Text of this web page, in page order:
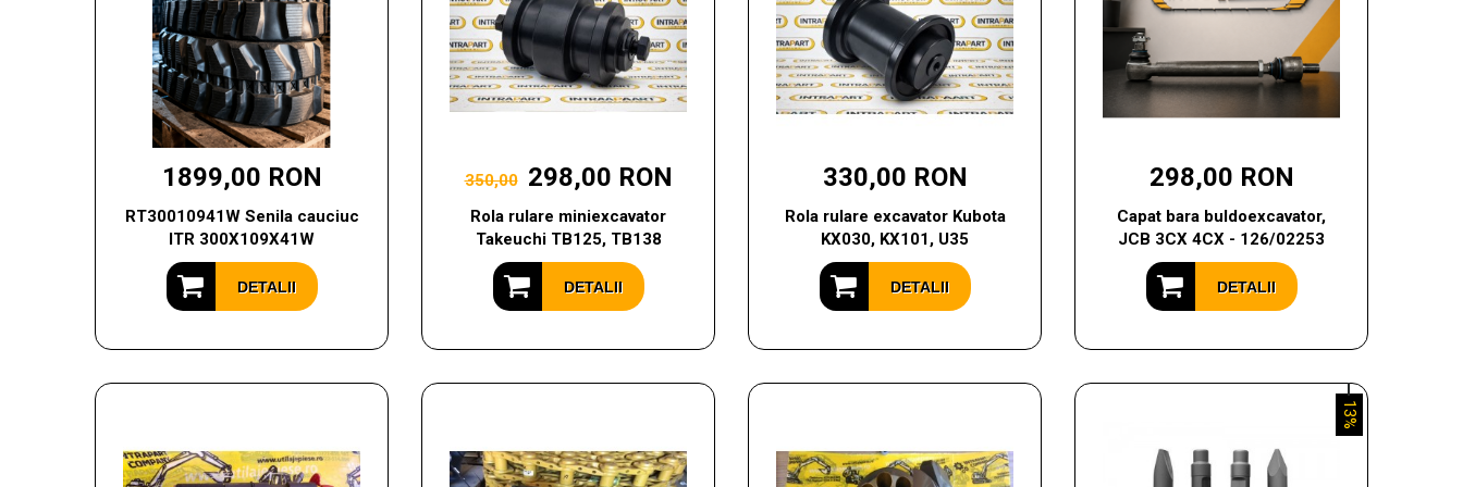
1899,00 RON
RT30010941W Senila cauciuc
ITR 300X109X41W
DETALII
350,00 298,00 RON
Rola rulare miniexcavator
Takeuchi TB125, TB138
DETALII
330,00 RON
Rola rulare excavator Kubota
KX030, KX101, U35
DETALII
298,00 RON
Capat bara buldoexcavator,
JCB 3CX 4CX - 126/02253
DETALII
13%